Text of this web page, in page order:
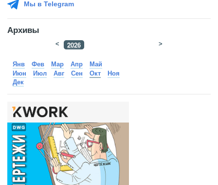
Мы в Telegram
Архивы
2026
2025
< >
Янв Фев Мар Апр
Май
Июн
Июл Авг Сен Окт
Ноя
Дек